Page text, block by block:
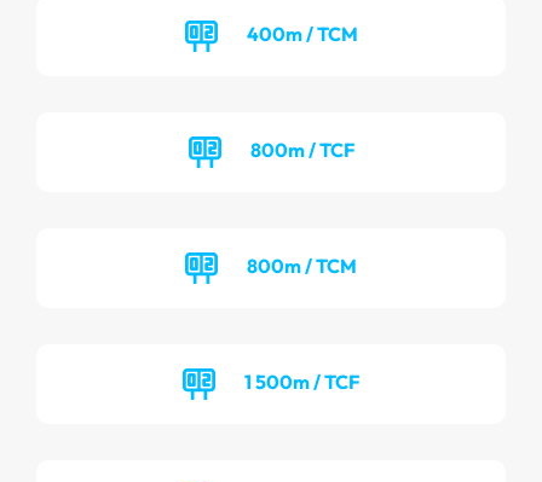
400m / TCM
800m / TCF
800m / TCM
1 500m / TCF